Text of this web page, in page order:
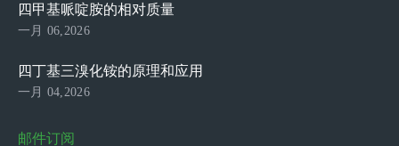
四甲基哌啶胺的相对质量
一月 06,2026
四丁基三溴化铵的原理和应用
一月 04,2026
邮件订阅